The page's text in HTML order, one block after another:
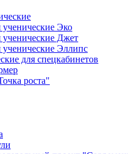
Эко
ученические Джет
ученические Эллипс
для спецкабинетов
роста"